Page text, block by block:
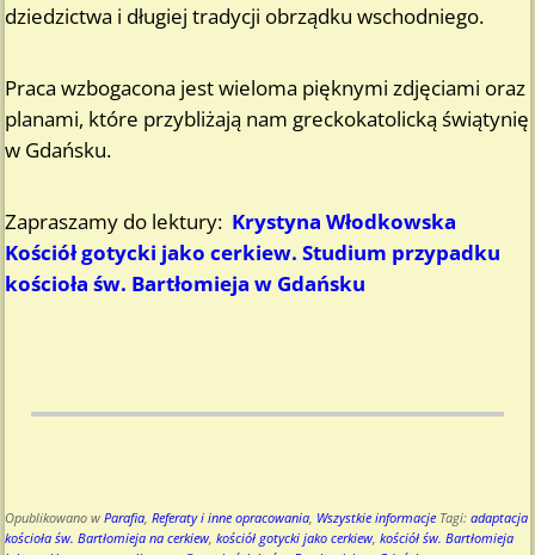
dziedzictwa i długiej tradycji obrządku wschodniego.
Praca wzbogacona jest wieloma pięknymi zdjęciami oraz
planami, które przybliżają nam greckokatolicką świątynię
w Gdańsku.
Zapraszamy do lektury: Krystyna Włodkowska
Kościół gotycki jako cerkiew. Studium przypadku
kościoła św. Bartłomieja w Gdańsku
Opublikowano w Parafia,Referaty i inne opracowania, Wszystkie informacje Tagi:adaptacja
kościoła św. Bartłomieja na cerkiew,kościół gotycki jako cerkiew,kościół św. Bartłomieja